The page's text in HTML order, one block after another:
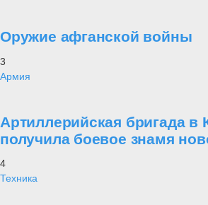
Оружие афганской войны
3
Армия
Артиллерийская бригада в
получила боевое знамя
4
Техника